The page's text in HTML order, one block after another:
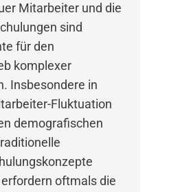
Mitarbeiter und die
sind
für den
komplexer
Insbesondere in
Fluktuation
demografischen
oftmals die